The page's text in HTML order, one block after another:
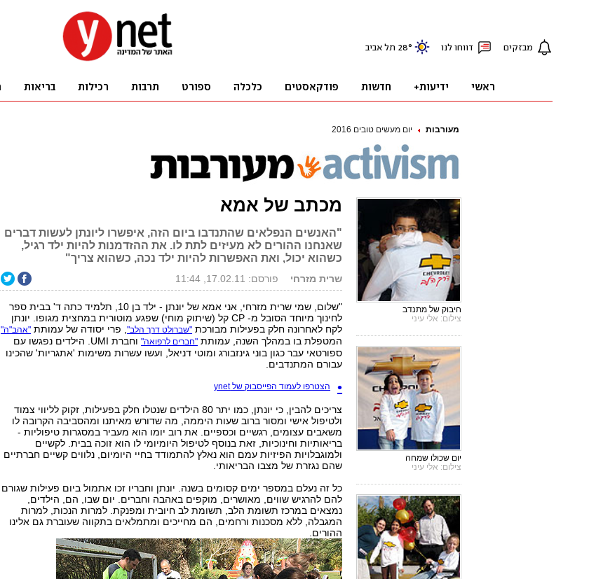
מעורבות יום מעשים טובים 2016
מכתב של אמא
"האנשים הנפלאים שהתנדבו ביום הזה, איפשרו ליונתן לעשות דברים
שאנחנו ההורים לא מעיזים לתת לו. את ההזדמנות להיות ילד רגיל,
כשהוא יכול, ואת האפשרות להיות ילד נכה, כשהוא צריך"
שרית מזרחי פורסם: 17.02.11, 11:44
"שלום, שמי שרית מזרחי, אני אמא של יונתן - ילד בן 10, תלמיד כתה ד' בבית ספר
לחינוך מיוחד הסובל מ- CP קל (שיתוק מוחי) שפגע מוטורית במחצית מגופו. יונתן
לקח לאחרונה חלק בפעילות מבורכת "שברולט דרך הלב", פרי יסודה של עמותת "אהב"ה"
המטפלת בו במהלך השנה, עמותת "חברים לרפואה"
וחברת UMI. הילדים נפגשו עם
ספורטאי עבר כגון בוני גינזבורג ומוטי דניאל, ועשו עשרות משימות 'אתגריות' שהכינו
עבורם המתנדבים.
הצטרפו לעמוד הפייסבוק של ynet
צריכים להבין, כי יונתן, כמו יתר 80 הילדים שנטלו חלק בפעילות, זקוק לליווי צמוד
ולטיפול אישי ומסור ברוב שעות היממה, מה שדורש מאיתנו ומהסביבה הקרובה לו
משאבים עצומים, רגשיים וכספיים. את רוב יומו הוא מעביר במסגרות טיפוליות -
בריאותיות וחינוכיות, זאת בנוסף לטיפול היומיומי לו הוא זוכה בבית. לקשיים
ולמוגבלויות הפיזיות עמם הוא נאלץ להתמודד בחיי היומיום, נלווים קשיים חברתיים
שהם נגזרת של מצבו הבריאותי.
כל זה נעלם במספר ימים קסומים בשנה. יונתן וחבריו זכו אתמול ביום פעילות שגורם
להם להרגיש שווים, מאושרים, מוקפים באהבה וחברים. יום שבו, הם, הילדים,
נמצאים במרכז תשומת הלב, תשומת לב חיובית ומפנקת. למרות הנכות, למרות
המגבלה, ללא מסכנות ורחמים, הם מחייכים ומתמלאים בתקווה שעוברת גם אלינו
ההורים.
חיבוק של מתנדב
צילום: אלי עיני
יום שכולו שמחה
צילום: אלי עיני